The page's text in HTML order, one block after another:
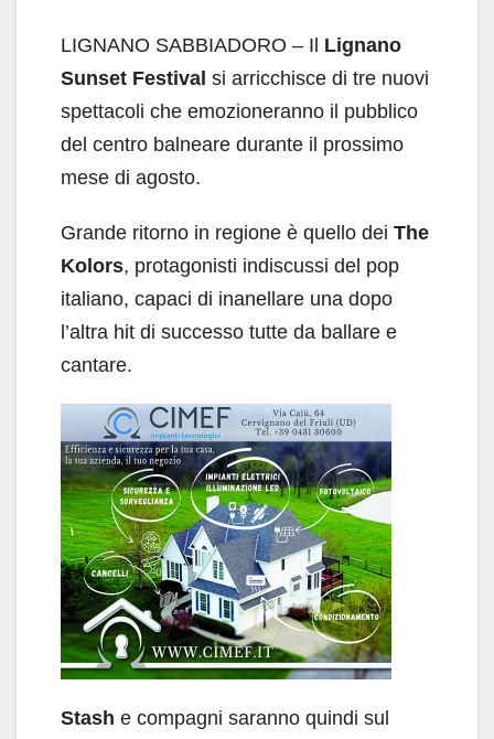
LIGNANO SABBIADORO – Il Lignano
Sunset Festival si arricchisce di tre nuovi
spettacoli che emozioneranno il pubblico
del centro balneare durante il prossimo
mese di agosto.
Grande ritorno in regione è quello dei The
Kolors, protagonisti indiscussi del pop
italiano, capaci di inanellare una dopo
l’altra hit di successo tutte da ballare e
cantare.
Stash e compagni saranno quindi sul